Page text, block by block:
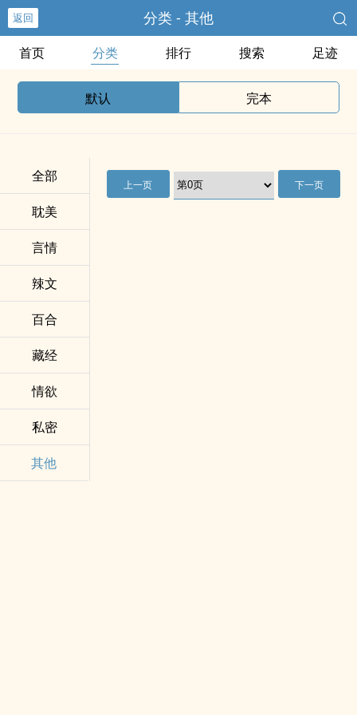
返回 分类 - 其他
首页 分类 排行 搜索 足迹
默认 完本
全部
耽美
言情
辣文
百合
藏经
情欲
私密
其他
上一页 下一页